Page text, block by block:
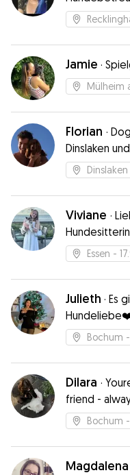
Erfahrung
Jamie ·
Mülheim
Florian ·
Dinslaken
entfernDinslaken
Viviane ·
Hundesitterin
Essen -
Julieth · Es
Bochum
Dilara ·
friend -
you can’t
Bochum
Magdalena